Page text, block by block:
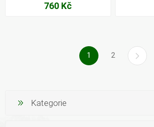
760 Kč
1 2
Kategorie